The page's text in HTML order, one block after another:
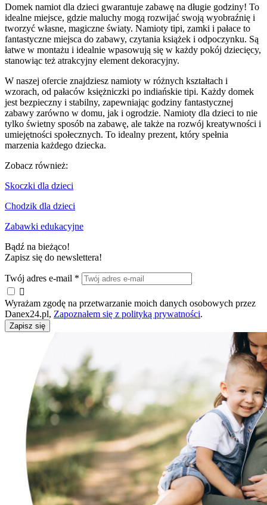
Domek namiot dla dzieci gwarantuje zabawę na długie godziny! To
idealne miejsce, gdzie maluchy mogą rozwijać swoją wyobraźnię i
tworzyć własne, magiczne światy. Namioty tipi, zamki i pałace to
fantastyczne miejsca do zabawy, czytania książek i odpoczynku. Są
łatwe w montażu i idealnie wpasowują się w każdy pokój dziecięcy,
stanowiąc też atrakcyjny element dekoracyjny.
W naszej ofercie znajdziesz namioty w różnych kształtach i
wzorach, od pałaców księżniczki po indiańskie tipi. Każdy domek
jest bezpieczny i stabilny, zapewniając godziny fantastycznej
zabawy zarówno w domu, jak i ogrodzie. Namioty dla dzieci to nie
tylko świetny sposób na zabawę, ale także na rozwój kreatywności i
umiejętności społecznych. To idealny prezent, który spełnia
marzenia każdego dziecka.
Zobacz również:
Skoczki dla dzieci
Chodzik dla dzieci
Zabawki edukacyjne
Bądź na bieżąco!
Zapisz się do newslettera!
Twój adres e-mail *

Wyrażam zgodę na przetwarzanie moich danych osobowych przez
Danex24.pl, Zapoznałem się z polityką prywatności.